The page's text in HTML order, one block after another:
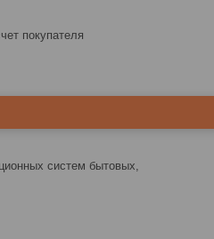
покупателя
систем бытовых,